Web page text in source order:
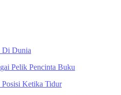
Di Dunia
Pelik Pencinta Buku
Posisi Ketika Tidur